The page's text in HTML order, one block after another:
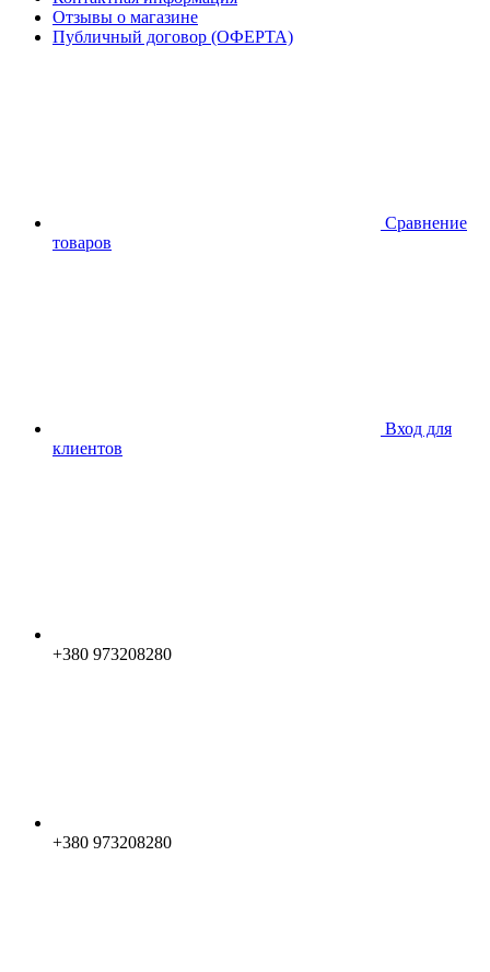
Отзывы о магазине
Публичный договор (ОФЕРТА)
Сравнение
товаров
Вход для
клиентов
+380 973208280
+380 973208280